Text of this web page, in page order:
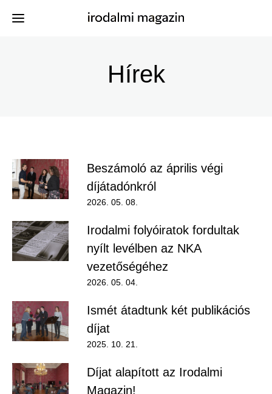
-
Főmenu
Kiadványok
Hírek
Keresés
Felhasználói
menü
Regisztráció
Belépés
Hírek
Beszámoló az április végi
díjátadónkról
2026. 05. 08.
Irodalmi folyóiratok fordultak
nyílt levélben az NKA
vezetőségéhez
2026. 05. 04.
Ismét átadtunk két publikációs
díjat
2025. 10. 21.
Díjat alapított az Irodalmi
Magazin!